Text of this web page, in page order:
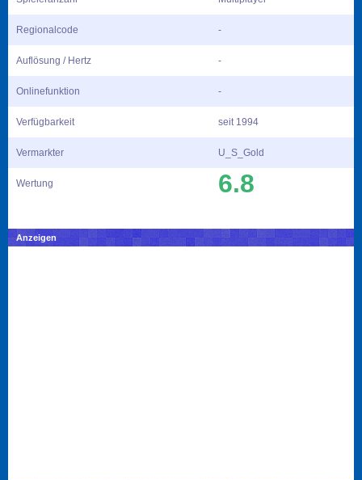
Regionalcode -
Auflösung / Hertz -
Onlinefunktion -
Verfügbarkeit seit 1994
Vermarkter U_S_Gold
Wertung 6.8
Anzeigen